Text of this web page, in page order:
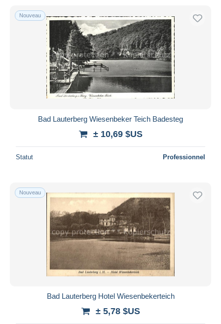
Nouveau
Bad Lauterberg Wiesenbeker Teich Badesteg
± 10,69 $US
Statut Professionnel
Nouveau
Bad Lauterberg Hotel Wiesenbekerteich
± 5,78 $US